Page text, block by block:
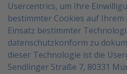
Usercentrics, um Ihre
bestimmter Cookies auf Ihrem
Einsatz bestimmter
datenschutzkonform zu
dieser Technologie ist die
Sendlinger Straße 7, 80331